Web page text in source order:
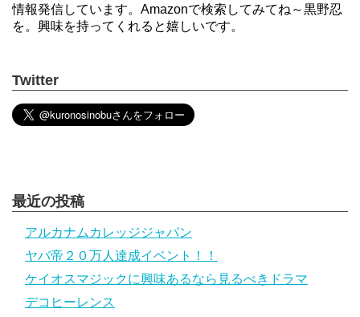
情報発信しています。Amazonで検索してみてね～黒野忍
を。興味を持ってくれると嬉しいです。
Twitter
最近の投稿
アルカナムカレッジジャパン
ヤバ帝２０万人達成イベント！！
ケイオスマジックに興味あるなら見るべきドラマ
デコヒーレンス